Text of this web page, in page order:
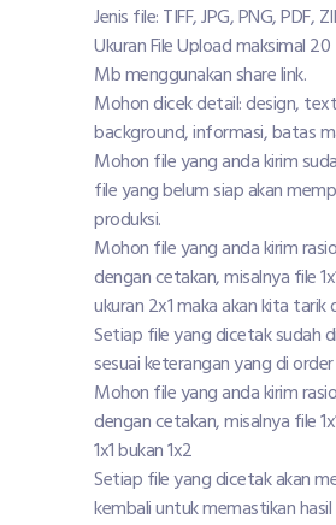
Jenis file: TIFF, JPG, PNG, PDF,
Ukuran File Upload maksimal
Mb menggunakan share link.
Mohon dicek detail: design,
background, informasi, batas
Mohon file yang anda kirim
file yang belum siap akan
produksi.
Mohon file yang anda kirim
dengan cetakan, misalnya file
ukuran 2x1 maka akan kita tarik
Setiap file yang dicetak sudah
sesuai keterangan yang di order
Mohon file yang anda kirim
dengan cetakan, misalnya file
1x1 bukan 1x2
Setiap file yang dicetak akan
kembali untuk memastikan